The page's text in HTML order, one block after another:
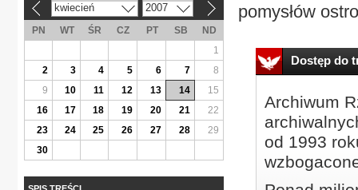
pomysłów
Dostęp do
Archiwum
od 1993
kwiecień 2007
PN WT ŚR CZ PT SB
ND
1
2
3 4 5 6 7
8
9
10 11 12 13 14
15
16
17 18 19 20 21
22
23
24 25 26 27 28
29
30